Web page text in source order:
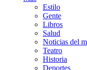
Estilo
Gente
Libros
Salud
Noticias del
Teatro
Historia
Deportes